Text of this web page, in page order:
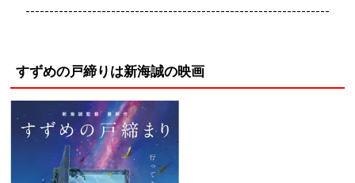
----------------------------------------------------------------
すずめの戸締りは新海誠の映画